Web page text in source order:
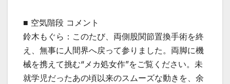
■ 空気階段 コメント
鈴木もぐら：このたび、両側股関節置換手術を終
え、無事に人間界へ戻って参りました。両脚に機
械を携えて挑む“メカ処女作”をご覧ください。未
就学児だったあの頃以来のスムーズな動きを、余